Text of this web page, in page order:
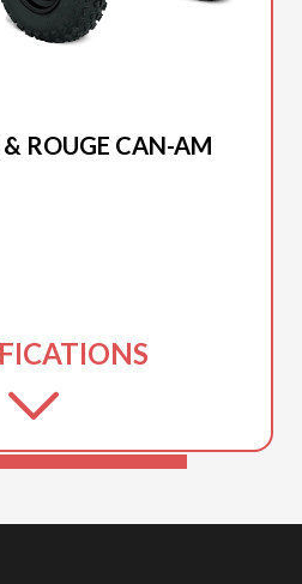
ROUGE CAN-AM